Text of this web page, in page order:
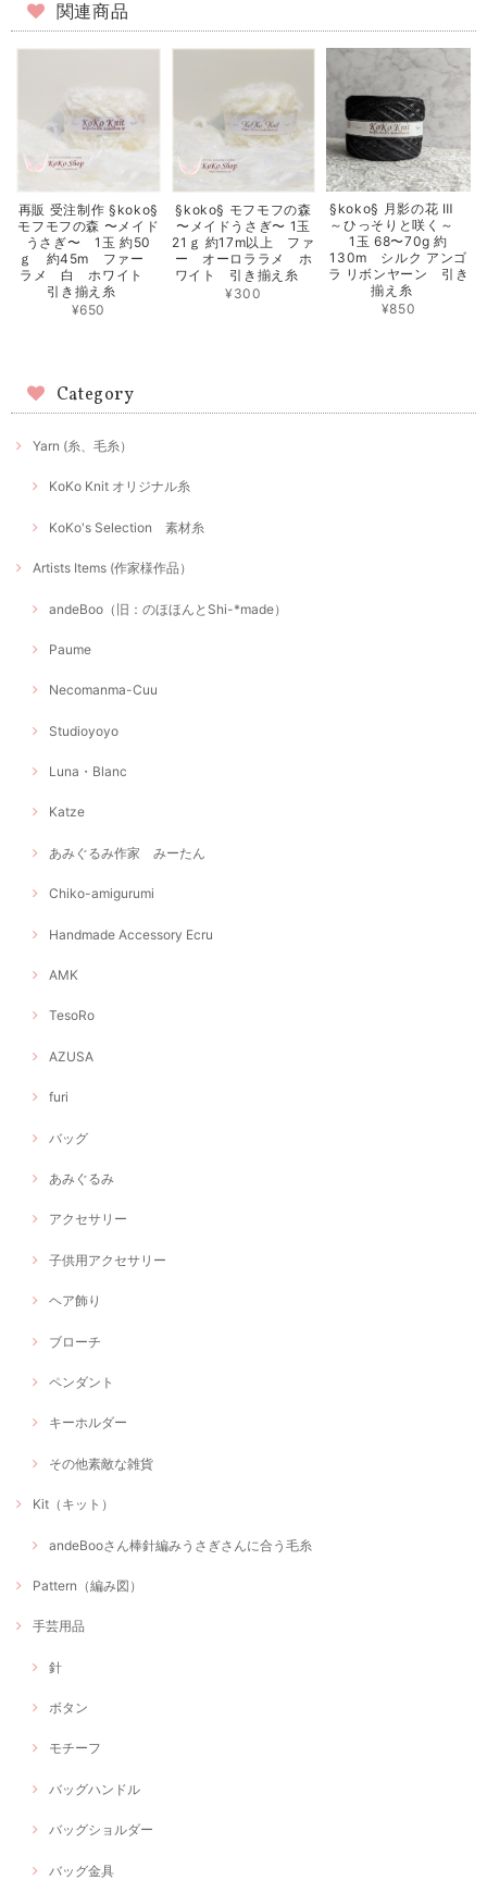
関連商品
再販 受注制作 §koko§
モフモフの森 〜メイド
うさぎ〜 1玉 約50
ｇ 約45m ファー
ラメ 白 ホワイト
引き揃え糸
¥650
§koko§ モフモフの森
〜メイドうさぎ〜 1玉
21ｇ 約17m以上 ファ
ー オーロララメ ホ
ワイト 引き揃え糸
¥300
§koko§ 月影の花 Ⅲ
～ひっそりと咲く～
1玉 68〜70g 約
130m シルク アンゴ
ラ リボンヤーン 引き
揃え糸
¥850
Category
Yarn (糸、毛糸）
KoKo Knit オリジナル糸
KoKo's Selection 素材糸
Artists Items (作家様作品）
andeBoo（旧：のほほんとShi-*made）
Paume
Necomanma-Cuu
Studioyoyo
Luna・Blanc
Katze
あみぐるみ作家 みーたん
Chiko-amigurumi
Handmade Accessory Ecru
AMK
TesoRo
AZUSA
furi
バッグ
あみぐるみ
アクセサリー
子供用アクセサリー
ヘア飾り
ブローチ
ペンダント
キーホルダー
その他素敵な雑貨
Kit（キット）
andeBooさん棒針編みうさぎさんに合う毛糸
Pattern（編み図）
手芸用品
針
ボタン
モチーフ
バッグハンドル
バッグショルダー
バッグ金具